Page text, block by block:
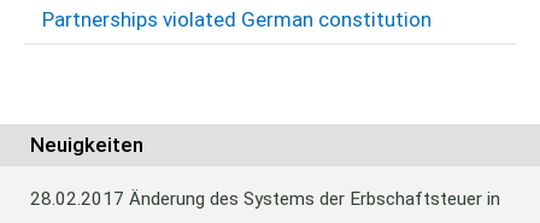
Partnerships violated German constitution
Neuigkeiten
28.02.2017 Änderung des Systems der Erbschaftsteuer in